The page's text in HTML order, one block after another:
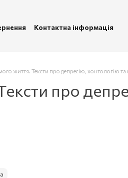
Контактна інформація
життя. Тексти про депресію, хонтологію та
про